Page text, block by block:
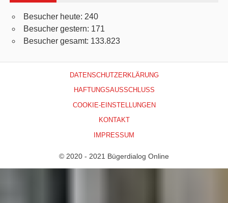
Besucher heute: 240
Besucher gestern: 171
Besucher gesamt: 133.823
DATENSCHUTZERKLÄRUNG
HAFTUNGSAUSSCHLUSS
COOKIE-EINSTELLUNGEN
KONTAKT
IMPRESSUM
© 2020 - 2021 Bügerdialog Online